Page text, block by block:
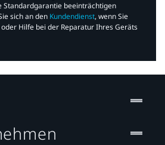
Standardgarantie beeinträchtigen
sich an den Kundendienst, wenn Sie
Hilfe bei der Reparatur Ihres Geräts